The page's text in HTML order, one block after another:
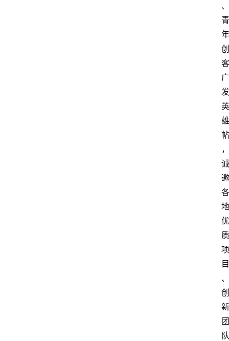
、
青
年
创
客
广
发
英
雄
帖
，
诚
邀
各
地
优
质
项
目
、
创
新
团
队